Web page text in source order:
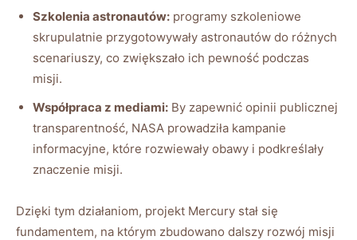
Szkolenia astronautów: programy szkoleniowe
skrupulatnie przygotowywały astronautów do różnych
scenariuszy, co zwiększało ich pewność podczas
misji.
Współpraca z mediami: By zapewnić opinii publicznej
transparentność, NASA prowadziła kampanie
informacyjne, które rozwiewały obawy i podkreślały
znaczenie misji.
Dzięki tym działaniom, projekt Mercury stał się
fundamentem, na którym zbudowano dalszy rozwój misji